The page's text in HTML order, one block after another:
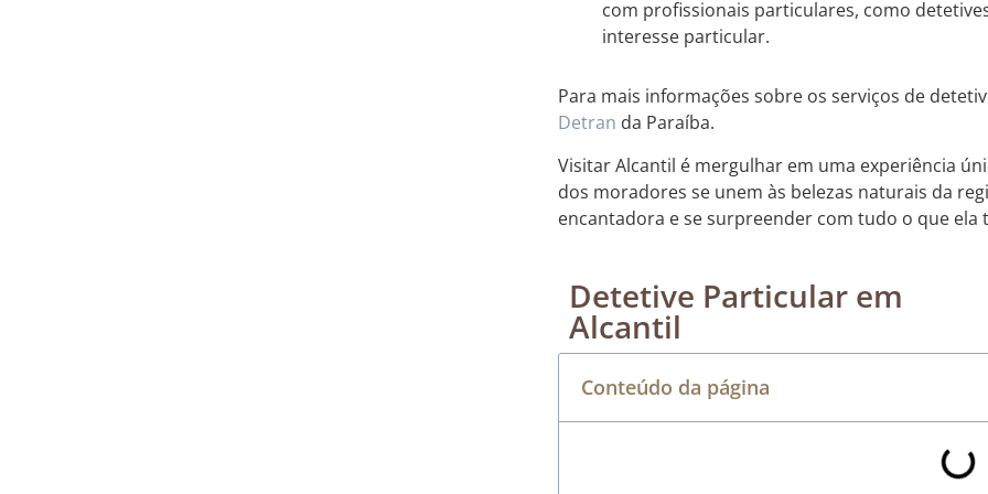
com profissionais particulares, como
interesse particular.
Para mais informações sobre os serviços de
Detran da Paraíba.
Visitar Alcantil é mergulhar em uma experiência
dos moradores se unem às belezas naturais da
encantadora e se surpreender com tudo o que ela
Detetive Particular em
Alcantil
Conteúdo da página